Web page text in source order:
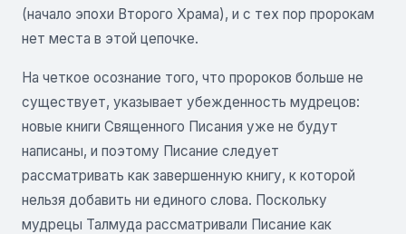
(начало эпохи Второго Храма), и с тех пор пророкам
нет места в этой цепочке.
На четкое осознание того, что пророков больше не
существует, указывает убежденность мудрецов:
новые книги Священного Писания уже не будут
написаны, и поэтому Писание следует
рассматривать как завершенную книгу, к которой
нельзя добавить ни единого слова. Поскольку
мудрецы Талмуда рассматривали Писание как